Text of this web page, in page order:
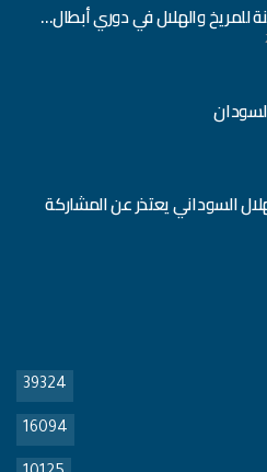
للمريخ والهلال في دوري أبطال…
السوداني يعتذر عن المشاركة
39324
16094